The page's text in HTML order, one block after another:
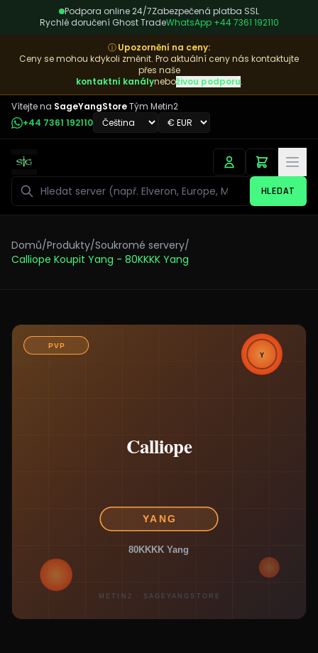
Podpora online 24/7Zabezpečená platba SSL
Rychlé doručení Ghost TradeWhatsApp +44 7361 192110
ⓘUpozornění na ceny:
Ceny se mohou kdykoli změnit. Pro aktuální ceny nás kontaktujte
přes naše
kontaktní kanályneboživou podporu.
Vítejte na SageYangStoreTým Metin2
+44 7361 192110
Hledat HLEDAT
Domů/Produkty/Soukromé servery/
Calliope Koupit Yang - 80KKKK Yang